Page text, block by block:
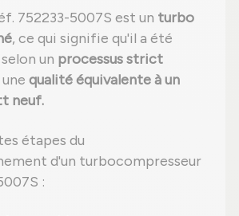
752233-5007S est un turbo
, ce qui signifie qu'il a été
un processus strict
qualité équivalente à un
neuf.
étapes du
d'un turbocompresseur
: